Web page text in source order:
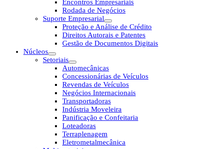
Encontros Empresariais
Rodada de Negócios
Suporte Empresarial
Proteção e Análise de Crédito
Direitos Autorais e Patentes
Gestão de Documentos Digitais
Núcleos
Setoriais
Automecânicas
Concessionárias de Veículos
Revendas de Veículos
Negócios Internacionais
Transportadoras
Indústria Moveleira
Panificação e Confeitaria
Loteadoras
Terraplenagem
Eletrometalmecânica